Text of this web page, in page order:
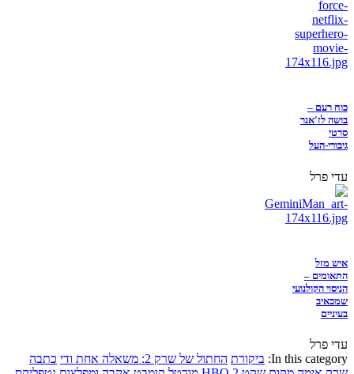
כוח רעם –
בושה לז'אנר
סרטי
גיבורי-העל
עדי פרל
איש מזל
התאומים –
הניסוי הקולנועי
שמכאיב
בעיניים
עדי פרל
In this category: ביקורת החתול של שרק 2: משאלה אחת ודי
כתבה